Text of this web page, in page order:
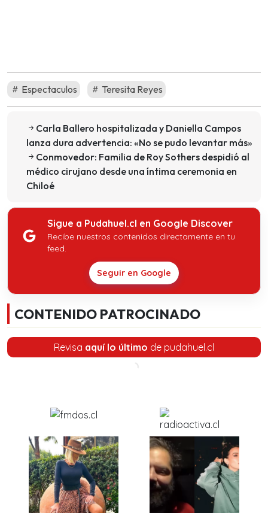
Espectaculos Teresita Reyes
Carla Ballero hospitalizada y Daniella Campos
lanza dura advertencia: «No se pudo levantar más»
Conmovedor: Familia de Roy Sothers despidió al
médico cirujano desde una íntima ceremonia en
Chiloé
Sigue a Pudahuel.cl en Google Discover
Recibe nuestros contenidos directamente en tu
feed.
Seguir en Google
CONTENIDO PATROCINADO
Revisa aquí lo último de pudahuel.cl